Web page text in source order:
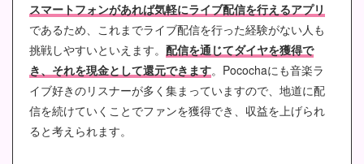
スマートフォンがあれば気軽にライブ配信を行えるアプリ
であるため、これまでライブ配信を行った経験がない人も
挑戦しやすいといえます。 配信を通じてダイヤを獲得で
き、それを現金として還元できます。Pocochaにも音楽ラ
イブ好きのリスナーが多く集まっていますので、地道に配
信を続けていくことでファンを獲得でき、収益を上げられ
ると考えられます。